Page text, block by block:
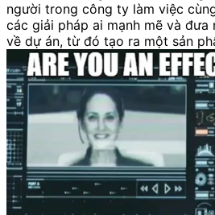
người trong công ty làm việc
các giải pháp ai mạnh mẽ và đưa
về dự án, từ đó tạo ra một sản